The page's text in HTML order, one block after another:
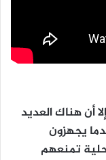
أن هناك العديد
يجهزون
تمنعهم